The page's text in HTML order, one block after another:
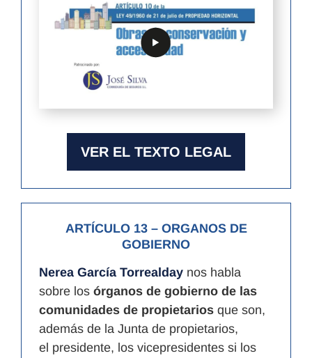
VER EL TEXTO LEGAL
ARTÍCULO 13– ORGANOS DE
GOBIERNO
Nerea García Torrealday nos habla
sobre los órganos de gobierno de las
comunidades de propietarios que son,
además de la Junta de propietarios,
el presidente, los vicepresidentes si los